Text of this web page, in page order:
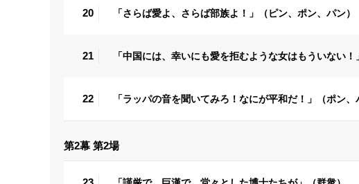
20 「さらば愛よ、さらば部族よ！」（ピン、ポン、パン）
21 「中国には、幸いにも愛を拒むような女はもういない！
22 「ラッパの音を聞いてみろ！なにが平和だ！」（ポン、
第2幕 第2場